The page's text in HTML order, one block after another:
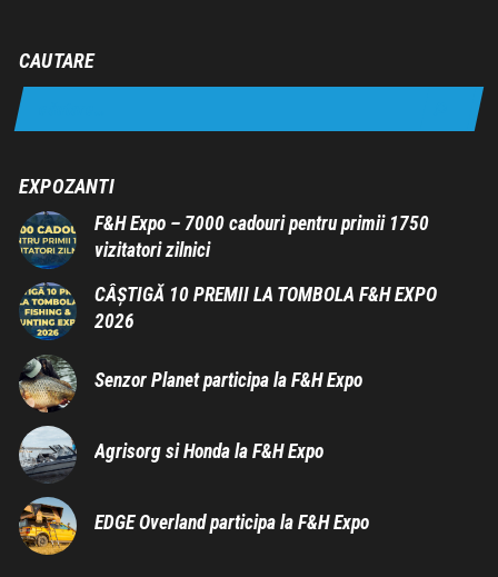
CAUTARE
EXPOZANTI
F&H Expo – 7000 cadouri pentru primii 1750
vizitatori zilnici
CÂȘTIGĂ 10 PREMII LA TOMBOLA F&H EXPO
2026
Senzor Planet participa la F&H Expo
Agrisorg si Honda la F&H Expo
EDGE Overland participa la F&H Expo